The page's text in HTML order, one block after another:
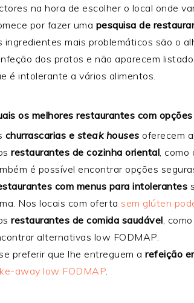
na hora de escolher o local onde
por fazer uma pesquisa de
ingredientes mais problemáticos são o
dos pratos e não aparecem
é intolerante a vários alimentos.
os melhores restaurantes com
churrascarias e steak houses oferecem
restaurantes de cozinha oriental, como
é possível encontrar opções
com menus para intolerantes
Nos locais com oferta sem glúten
restaurantes de comida saudável,
alternativas low FODMAP.
preferir que lhe entreguem a refeição
away low FODMAP.